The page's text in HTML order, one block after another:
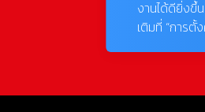
งานได้ดียิ่งขึ้
เติมที่ “การตั้